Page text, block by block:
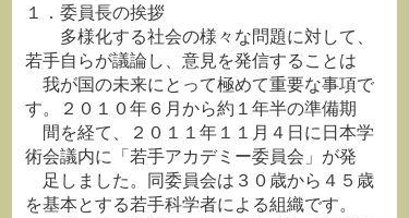
１．委員長の挨拶
多様化する社会の様々な問題に対して、
若手自らが議論し、意見を発信することは
我が国の未来にとって極めて重要な事項で
す。２０１０年６月から約１年半の準備期
間を経て、２０１１年１１月４日に日本学
術会議内に「若手アカデミー委員会」が発
足しました。同委員会は３０歳から４５歳
を基本とする若手科学者による組織です。